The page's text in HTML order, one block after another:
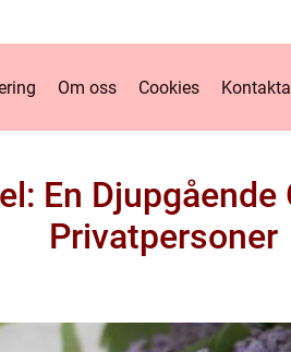
Om oss Cookies
En
Privatpersoner